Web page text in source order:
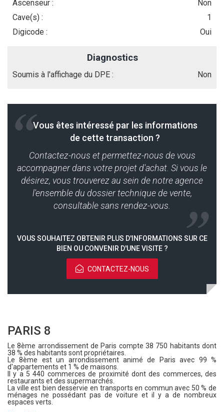
Ascenseur :
Non
Cave(s) :
1
Digicode :
Oui
Diagnostics
Soumis à l'affichage du DPE : Non
Vous êtes intéressé par les informations
de cette transaction ?
Contactez-nous et permettez-nous de vous
accompagner dans votre projet d'achat. Si vous le
désirez, vous trouverez au sein de notre agence
l'ensemble du dossier technique de vente,
consultable sans rendez-vous.
VOUS SOUHAITEZ OBTENIR PLUS D'INFORMATIONS SUR CE
BIEN OU CONVENIR D'UNE VISITE ?
CONTACTEZ-NOUS
PARIS 8
Le 8ème arrondissement de Paris compte 38 750 habitants dont
38 % des habitants sont propriétaires.
Le 8ème est un arrondissement animé de Paris avec 99 %
d'appartements et 1 % de maisons.
Il y a 5 440 commerces de proximité dont des commerces, des
restaurants et des supermarchés.
La ville est bien desservie en transports en commun avec 50 % de
ménages ne possédant pas de voiture et il y a de nombreux
espaces verts.